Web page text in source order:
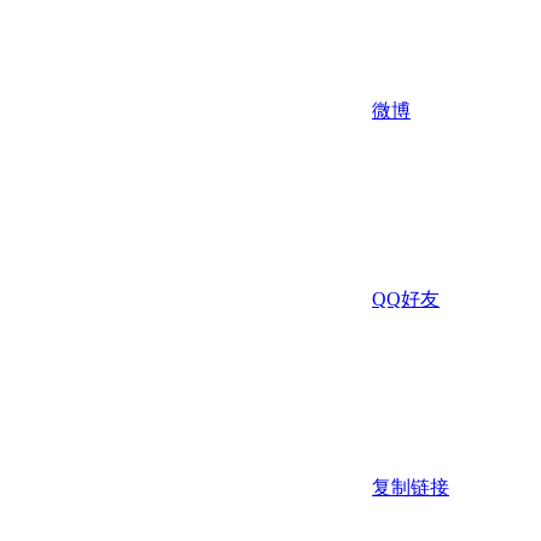
微博
QQ好友
复制链接